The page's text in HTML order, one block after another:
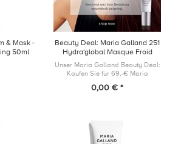
& Mask -
50ml
Beauty Deal: Maria Galland 251
Hydra'global Masque Froid
Défatigant Regard 2ml
Unser Maria Galland Beauty Deal:
Kaufen Sie für 69,-€ Maria
Maske gratis zu Ihrer Bestellung
0,00 € *